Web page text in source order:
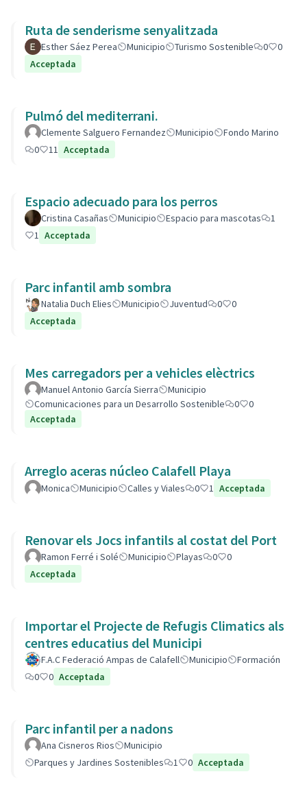
Ruta de senderisme senyalitzada
Esther Sáez Perea Municipio Turismo Sostenible 0
0
Acceptada
Pulmó del mediterrani.
Clemente Salguero Fernandez Municipio
Fondo Marino
0
11 Acceptada
Espacio adecuado para los perros
Cristina Casañas Municipio Espacio para mascotas
1
1 Acceptada
Parc infantil amb sombra
Natalia Duch Elies Municipio Juventud 0
0
Acceptada
Mes carregadors per a vehicles elèctrics
Manuel Antonio García Sierra
Municipio
Comunicaciones para un Desarrollo Sostenible
0
0
Acceptada
Arreglo aceras núcleo Calafell Playa
Monica Municipio Calles y Viales 0 1 Acceptada
Renovar els Jocs infantils al costat del Port
Ramon Ferré i Solé Municipio Playas 0
0
Acceptada
Importar el Projecte de Refugis Climatics als
centres educatius del Municipi
F.A.C Federació Ampas de Calafell Municipio
Formación
0
0 Acceptada
Parc infantil per a nadons
Ana Cisneros Rios
Municipio
Parques y Jardines Sostenibles
1 0 Acceptada